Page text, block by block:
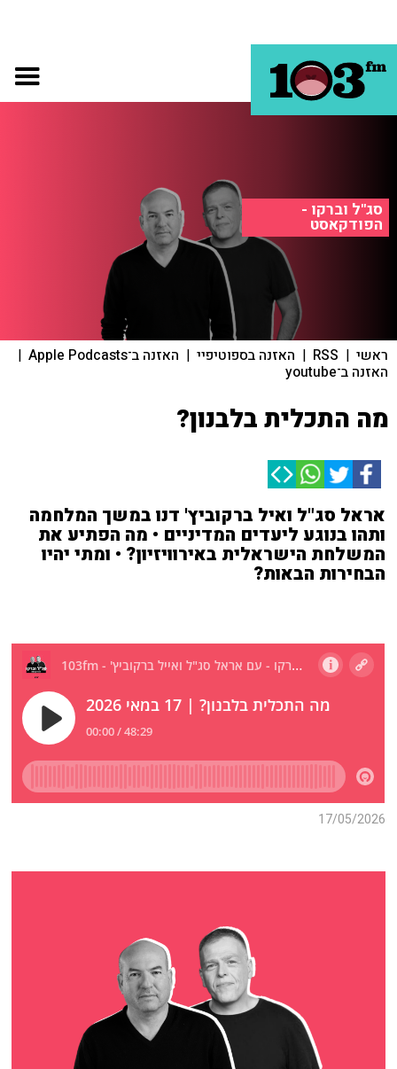
סג"ל וברקו -
הפודקאסט
ראשי |
RSS
| האזנה בספוטיפיי | האזנה ב־Apple Podcasts |
האזנה ב־youtube
מה התכלית בלבנון?
אראל סג"ל ואיל ברקוביץ' דנו במשך המלחמה
ותהו בנוגע ליעדים המדיניים • מה הפתיע את
המשלחת הישראלית באירוויזיון? • ומתי יהיו
הבחירות הבאות?
17/05/2026